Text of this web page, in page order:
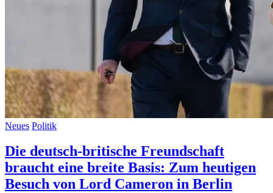
Neues Politik
Die deutsch-britische Freundschaft
braucht eine breite Basis: Zum heutigen
Besuch von Lord Cameron in Berlin